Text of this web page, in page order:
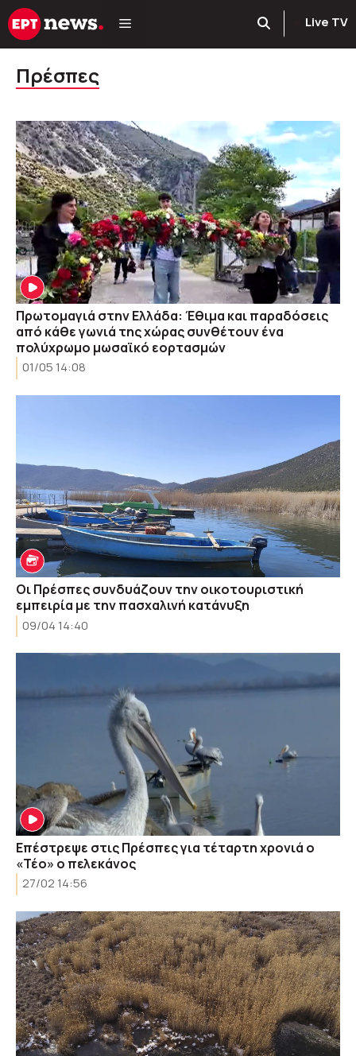
Μετάβαση
σε
Live TV
Πρέσπες
Πρωτομαγιά στην Ελλάδα: Έθιμα και παραδόσεις
από κάθε γωνιά της χώρας συνθέτουν ένα
πολύχρωμο μωσαϊκό εορτασμών
01/05 14:08
Οι Πρέσπες συνδυάζουν την οικοτουριστική
εμπειρία με την πασχαλινή κατάνυξη
09/04 14:40
Επέστρεψε στις Πρέσπες για τέταρτη χρονιά ο
«Τέο» ο πελεκάνος
27/02 14:56